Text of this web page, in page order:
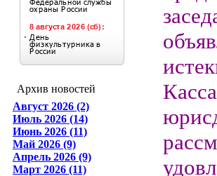
Архив новостей
Август 2026 (2)
Июль 2026 (14)
Июнь 2026 (11)
Май 2026 (9)
Апрель 2026 (9)
Март 2026 (11)